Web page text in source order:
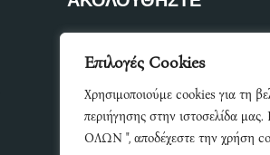
Επιλογές Cookies
Χρησιμοποιούμε cookies για τη
περιήγησης στην ιστοσελίδα
ΟΛΩΝ ", αποδέχεστε την χρήση